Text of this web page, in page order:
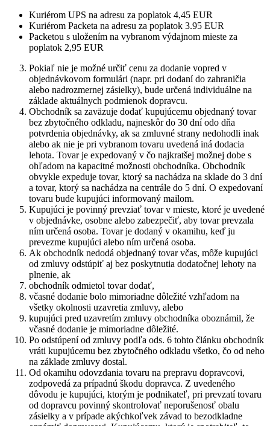
Kuriérom UPS na adresu za poplatok 4,45 EUR
Kuriérom Packeta na adresu za poplatok 3.95 EUR
Packetou s uložením na vybranom výdajnom mieste za
poplatok 2,95 EUR
Pokiaľ nie je možné určiť cenu za dodanie vopred v
objednávkovom formulári (napr. pri dodaní do zahraničia
alebo nadrozmernej zásielky), bude určená individuálne na
základe aktuálnych podmienok dopravcu.
Obchodník sa zaväzuje dodať kupujúcemu objednaný tovar
bez zbytočného odkladu, najneskôr do 30 dní odo dňa
potvrdenia objednávky, ak sa zmluvné strany nedohodli inak
alebo ak nie je pri vybranom tovaru uvedená iná dodacia
lehota. Tovar je expedovaný v čo najkratšej možnej dobe s
ohľadom na kapacitné možnosti obchodníka. Obchodník
obvykle expeduje tovar, ktorý sa nachádza na sklade do 3 dní
a tovar, ktorý sa nachádza na centrále do 5 dní. O expedovaní
tovaru bude kupujúci informovaný mailom.
Kupujúci je povinný prevziať tovar v mieste, ktoré je uvedené
v objednávke, osobne alebo zabezpečiť, aby tovar prevzala
ním určená osoba. Tovar je dodaný v okamihu, keď ju
prevezme kupujúci alebo ním určená osoba.
Ak obchodník nedodá objednaný tovar včas, môže kupujúci
od zmluvy odstúpiť aj bez poskytnutia dodatočnej lehoty na
plnenie, ak
obchodník odmietol tovar dodať,
včasné dodanie bolo mimoriadne dôležité vzhľadom na
všetky okolnosti uzavretia zmluvy, alebo
kupujúci pred uzavretím zmluvy obchodníka oboznámil, že
včasné dodanie je mimoriadne dôležité.
Po odstúpení od zmluvy podľa ods. 6 tohto článku obchodník
vráti kupujúcemu bez zbytočného odkladu všetko, čo od neho
na základe zmluvy dostal.
Od okamihu odovzdania tovaru na prepravu dopravcovi,
zodpovedá za prípadnú škodu dopravca. Z uvedeného
dôvodu je kupujúci, ktorým je podnikateľ, pri prevzatí tovaru
od dopravcu povinný skontrolovať neporušenosť obalu
zásielky a v prípade akýchkoľvek závad to bezodkladne